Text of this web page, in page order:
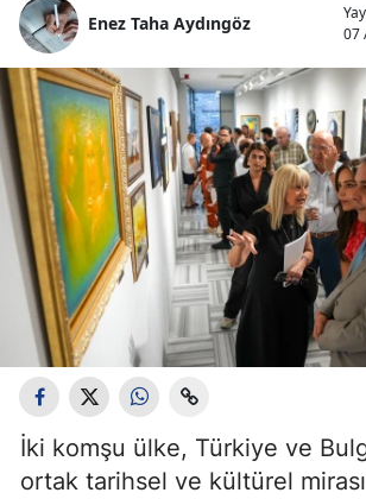
Enez Taha Aydıngöz
07
İki komşu ülke, Türkiye ve
ortak tarihsel ve kültürel